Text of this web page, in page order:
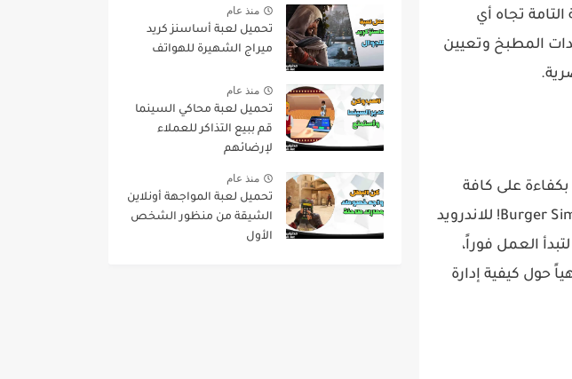
تجاه أي
المطبخ وتعيين
على كافة
الهواتف الذكية، اللعبة متوافقة مع جميع الفئات العمرية، ولتنزيل لعبة Burger Simulator! للاندرويد
العمل فوراً،
حول كيفية إدارة
منذ عام
تحميل لعبة أساسنز كريد
ميراج الشهيرة للهواتف
منذ عام
تحميل لعبة محاكي السينما
قم ببيع التذاكر للعملاء
لإرضائهم
منذ عام
تحميل لعبة المواجهة أونلاين
الشيقة من منظور الشخص
الأول